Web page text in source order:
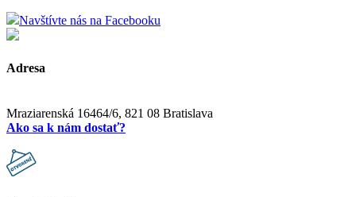
Navštívte nás na Facebooku
Adresa
Mraziarenská 16464/6, 821 08 Bratislava
Ako sa k nám dostať?